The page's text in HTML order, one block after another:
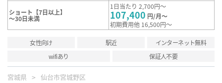
ショート【7日以上】
～30日未満
1日当たり 2,700円～
107,400 円/月～
初期費用他 16,500円～
女性向け 駅近
インターネット無料
wifiあり
保証人不要
宮城県 仙台市宮城野区